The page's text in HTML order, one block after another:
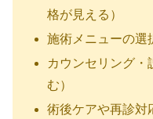
格が見える）
施術メニューの選
カウンセリング・
む）
術後ケアや再診対